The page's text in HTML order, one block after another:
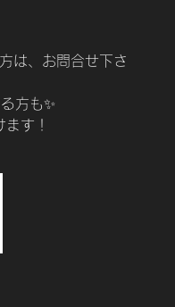
は、お問合せ下さ
方も✨
す！